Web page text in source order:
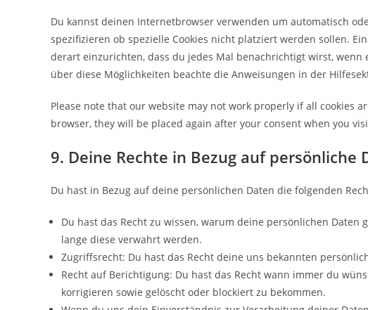
Du kannst deinen Internetbrowser verwenden um automatisch
spezifizieren ob spezielle Cookies nicht platziert werden sollen.
derart einzurichten, dass du jedes Mal benachrichtigt wirst,
über diese Möglichkeiten beachte die Anweisungen in der
Please note that our website may not work properly if all cookies
browser, they will be placed again after your consent when you
9. Deine Rechte in Bezug auf persönliche
Du hast in Bezug auf deine persönlichen Daten die folgenden
Du hast das Recht zu wissen, warum deine persönlichen
lange diese verwahrt werden.
Zugriffsrecht: Du hast das Recht deine uns bekannten
Recht auf Berichtigung: Du hast das Recht wann immer du
korrigieren sowie gelöscht oder blockiert zu bekommen.